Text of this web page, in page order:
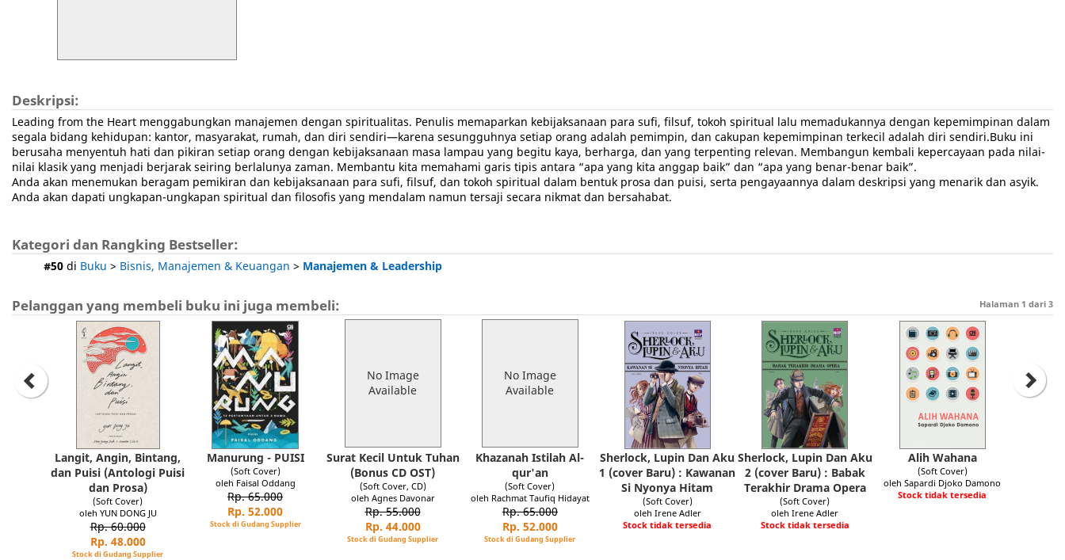
Deskripsi:
Leading from the Heart menggabungkan manajemen dengan spiritualitas. Penulis memaparkan kebijaksanaan para sufi, filsuf, tokoh spiritual lalu memadukannya dengan kepemimpinan dalam
segala bidang kehidupan: kantor, masyarakat, rumah, dan diri sendiri—karena sesungguhnya setiap orang adalah pemimpin, dan cakupan kepemimpinan terkecil adalah diri sendiri.Buku ini
berusaha menyentuh hati dan pikiran setiap orang dengan kebijaksanaan masa lampau yang begitu kaya, berharga, dan yang terpenting relevan. Membangun kembali kepercayaan pada nilai-
nilai klasik yang menjadi berjarak seiring berlalunya zaman. Membantu kita memahami garis tipis antara “apa yang kita anggap baik” dan “apa yang benar-benar baik”.
Anda akan menemukan beragam pemikiran dan kebijaksanaan para sufi, filsuf, dan tokoh spiritual dalam bentuk prosa dan puisi, serta pengayaannya dalam deskripsi yang menarik dan asyik.
Anda akan dapati ungkapan-ungkapan spiritual dan filosofis yang mendalam namun tersaji secara nikmat dan bersahabat.
Kategori dan Rangking Bestseller:
#50 di Buku > Bisnis, Manajemen & Keuangan > Manajemen & Leadership
Pelanggan yang membeli buku ini juga membeli: Halaman 1 dari 3
Langit, Angin, Bintang,
dan Puisi (Antologi Puisi
dan Prosa)
(Soft Cover)
oleh YUN DONG JU
Rp. 60.000
Rp. 48.000
Stock di Gudang Supplier
Manurung - PUISI
(Soft Cover)
oleh Faisal Oddang
Rp. 65.000
Rp. 52.000
Stock di Gudang Supplier
No Image
Available
Surat Kecil Untuk Tuhan
(Bonus CD OST)
(Soft Cover, CD)
oleh Agnes Davonar
Rp. 55.000
Rp. 44.000
Stock di Gudang Supplier
No Image
Available
Khazanah Istilah Al-
qur'an
(Soft Cover)
oleh Rachmat Taufiq Hidayat
Rp. 65.000
Rp. 52.000
Stock di Gudang Supplier
Sherlock, Lupin Dan Aku
1 (cover Baru) : Kawanan
Si Nyonya Hitam
(Soft Cover)
oleh Irene Adler
Stock tidak tersedia
Sherlock, Lupin Dan Aku
2 (cover Baru) : Babak
Terakhir Drama Opera
(Soft Cover)
oleh Irene Adler
Stock tidak tersedia
Alih Wahana
(Soft Cover)
oleh Sapardi Djoko Damono
Stock tidak tersedia